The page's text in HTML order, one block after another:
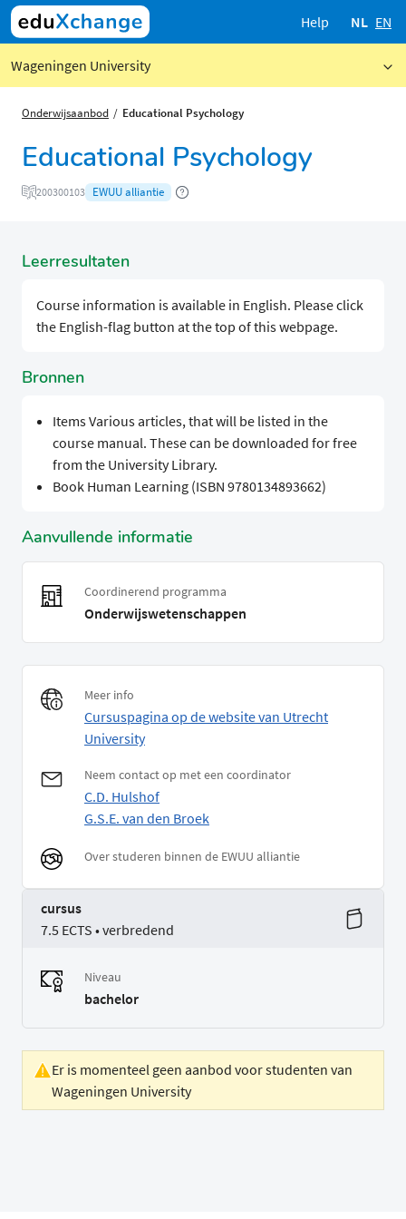
Help NL EN
Wageningen University
Onderwijsaanbod Educational Psychology
Educational Psychology
200300103 EWUU alliantie
Leerresultaten
Course information is available in English. Please click
the English-flag button at the top of this webpage.
Bronnen
Items Various articles, that will be listed in the
course manual. These can be downloaded for free
from the University Library.
Book Human Learning (ISBN 9780134893662)
Aanvullende informatie
Coordinerend programma
Onderwijswetenschappen
Meer info
Cursuspagina op de website van Utrecht
University
Neem contact op met een coordinator
C.D. Hulshof
G.S.E. van den Broek
Over studeren binnen de EWUU alliantie
cursus
7.5 ECTS • verbredend
Niveau
bachelor
Er is momenteel geen aanbod voor studenten van
Wageningen University